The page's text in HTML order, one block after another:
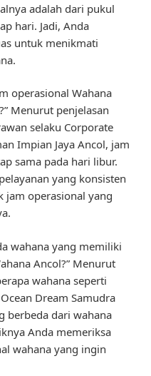
adalah dari pukul
hari. Jadi, Anda
untuk menikmati
operasional Wahana
Menurut penjelasan
selaku Corporate
Impian Jaya Ancol, jam
sama pada hari libur.
yang konsisten
jam operasional yang
wahana yang memiliki
Ancol?” Menurut
wahana seperti
Dream Samudra
berbeda dari wahana
Anda memeriksa
wahana yang ingin